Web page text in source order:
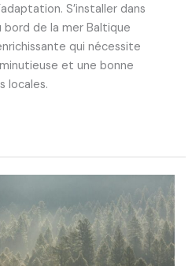
S’installer dans
de la mer Baltique
qui nécessite
et une bonne
locales.